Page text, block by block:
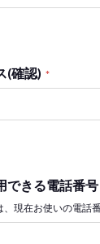
(確認) *
できる電話番号
現在お使いの電話